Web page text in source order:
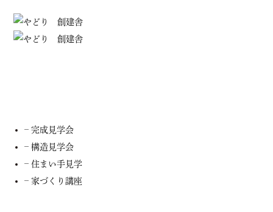
– 完成見学会
– 構造見学会
– 住まい手見学
– 家づくり講座